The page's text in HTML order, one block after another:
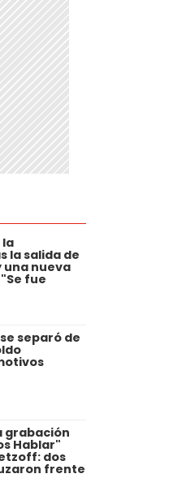
la
la salida de
una nueva
fue
separó de
grabación
Hablar"
dos
frente